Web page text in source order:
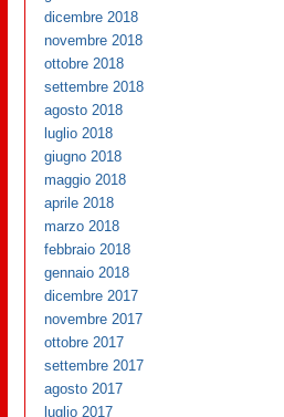
dicembre 2018
novembre 2018
ottobre 2018
settembre 2018
agosto 2018
luglio 2018
giugno 2018
maggio 2018
aprile 2018
marzo 2018
febbraio 2018
gennaio 2018
dicembre 2017
novembre 2017
ottobre 2017
settembre 2017
agosto 2017
luglio 2017